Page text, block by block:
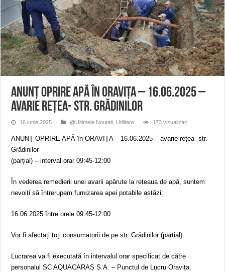
ANUNŢ OPRIRE APĂ în CARANSEBEȘ – 04.08.2026 – avarie – Calea
ANUNŢ OPRIRE APĂ în CARANSEBEȘ avarie
ANUNŢ OPRIRE APĂ în ORAVIȚA – 16.06.2025 –
avarie rețea- str. Grădinilor
16 iunie 2025 @Ultimele Noutati Utilitare 173 vizualizari
ANUNŢ OPRIRE APĂ în ORAVIȚA – 16.06.2025 – avarie rețea- str.
Grădinilor
(parțial) – interval orar 09:45-12:00
În vederea remedierii unei avarii apărute la rețeaua de apă, suntem
nevoiți să întrerupem furnizarea apei potabile astăzi:
16.06.2025 între orele 09:45-12:00
Vor fi afectați toți consumatorii de pe str. Grădinilor (parțial).
Lucrarea va fi executată în intervalul orar specificat de către
personalul SC AQUACARAȘ S.A. – Punctul de Lucru Oravița.